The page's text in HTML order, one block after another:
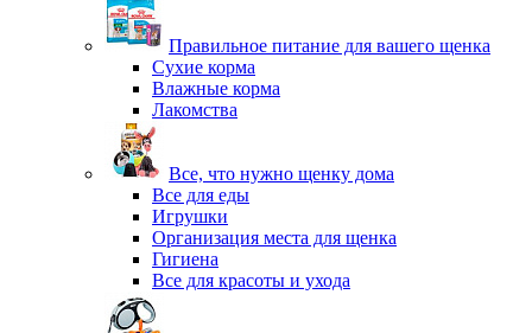
Правильное питание для вашего щенка
Сухие корма
Влажные корма
Лакомства
Все, что нужно щенку дома
Все для еды
Игрушки
Организация места для щенка
Гигиена
Все для красоты и ухода